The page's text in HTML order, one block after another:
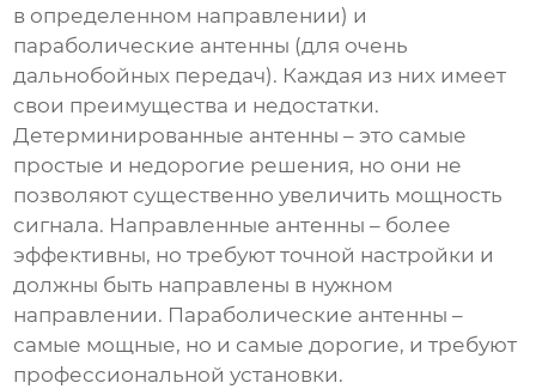
в определенном направлении) и
параболические антенны (для очень
дальнобойных передач). Каждая из них имеет
свои преимущества и недостатки.
Детерминированные антенны – это самые
простые и недорогие решения, но они не
позволяют существенно увеличить мощность
сигнала. Направленные антенны – более
эффективны, но требуют точной настройки и
должны быть направлены в нужном
направлении. Параболические антенны –
самые мощные, но и самые дорогие, и требуют
профессиональной установки.